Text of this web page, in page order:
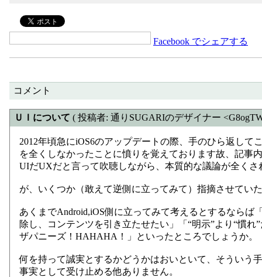
Facebook でシェアする
コメント
ＵＩについて ( 投稿者: 通りSUGARIのデザイナー
2012年頃急にiOS6のアップデートの際、手のひら返し
を全くしなかったことに憤りを覚えております故、記事
UIだUXだと言って吹聴しながら、本質的な議論が全く
が、いくつか（敢えて逆側に立ってみて）指摘させてい
あくまでAndroid,iOS側に立ってみて考えるとするなら
除し、コンテンツを引き立たせたい」「“明示”より“慣
ザパニーズ！HAHAHA！」といったところでしょうか。
何を持って誠実とするかどうかはおいといて、そういう
事実として受け止める他ありません。